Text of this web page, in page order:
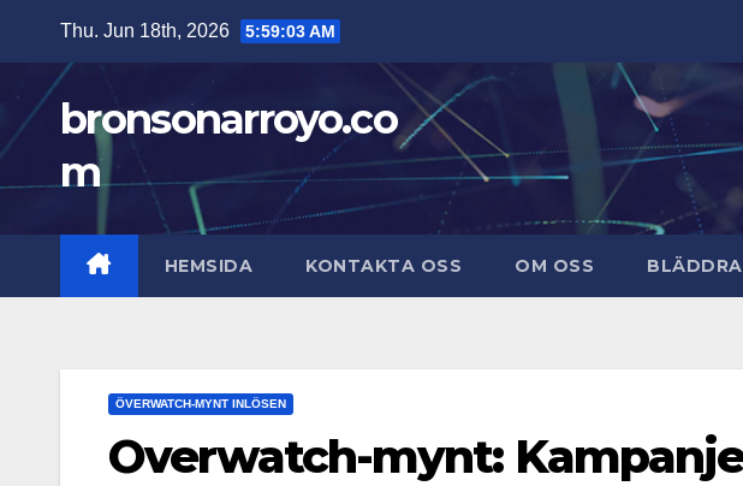
content
Thu. Jun 18th, 2026 5:59:04 AM
bronsonarroyo.co
m
HEMSIDA KONTAKTA OSS OM OSS BLÄDDRA
ÖVERWATCH-MYNT INLÖSEN
Overwatch-mynt: